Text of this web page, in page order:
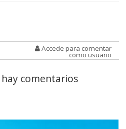
Accede para comentar
como usuario
comentarios